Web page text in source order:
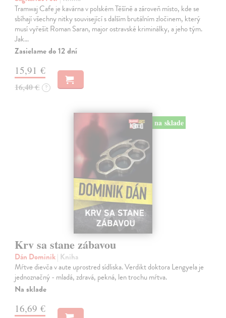
Tramwaj Cafe je kavárna v polském Těšíně a zároveň místo, kde se
sbíhají všechny nitky související s dalším brutálním zločinem, který
musí vyřešit Roman Saran, major ostravské kriminálky, a jeho tým.
Jak…
Zasielame do 12 dní
15,91 €
16,40 € ?
na sklade
Krv sa stane zábavou
Dán Dominik| Kniha
Mŕtve dievča v aute uprostred sídliska. Verdikt doktora Lengyela je
jednoznačný - mladá, zdravá, pekná, len trochu mŕtva.
Na sklade
16,69 €